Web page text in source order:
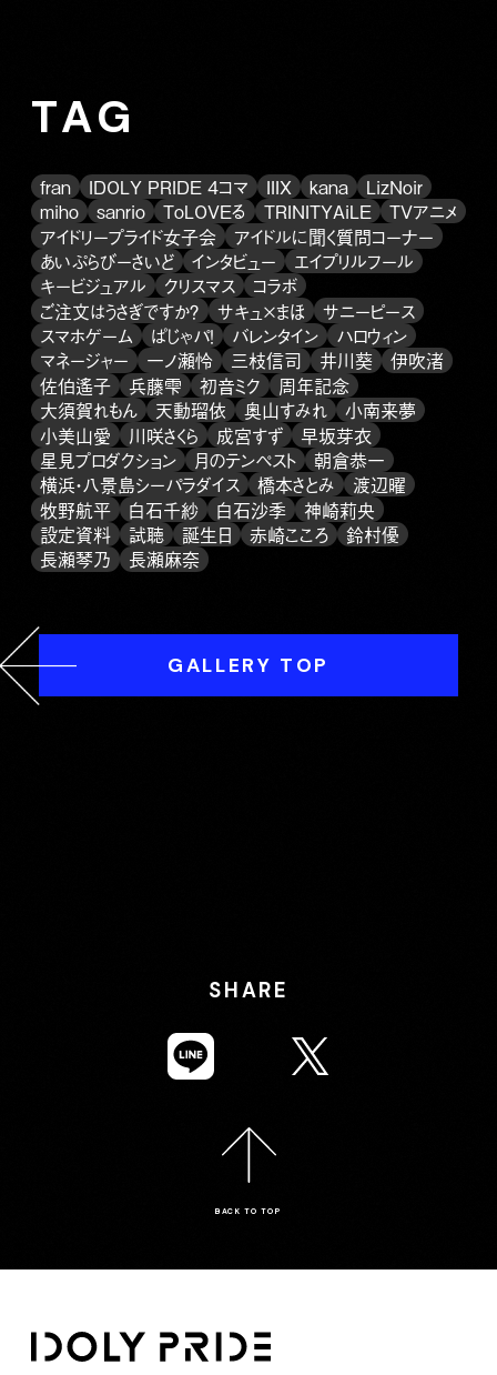
TAG
fran IDOLY PRIDE 4コマ IIIX kana
LizNoir
miho
sanrio ToLOVEる TRINITYAiLE
TVアニメ
アイドリープライド女子会
アイドルに聞く質問コーナー
あいぷらびーさいど
インタビュー
エイプリルフール
キービジュアル
クリスマス
コラボ
ご注文はうさぎですか？
サキュ×まほ
サニーピース
スマホゲーム
ぱじゃパ！ バレンタイン
ハロウィン
マネージャー
一ノ瀬怜 三枝信司 井川葵
伊吹渚
佐伯遙子
兵藤雫 初音ミク
周年記念
大須賀れもん
天動瑠依 奥山すみれ
小南来夢
小美山愛
川咲さくら 成宮すず
早坂芽衣
星見プロダクション
月のテンペスト
朝倉恭一
横浜・八景島シーパラダイス
橋本さとみ
渡辺曜
牧野航平
白石千紗 白石沙季
神崎莉央
設定資料
試聴 誕生日 赤崎こころ
鈴村優
長瀬琴乃
長瀬麻奈
GALLERY TOP
SHARE
BACK TO TOP